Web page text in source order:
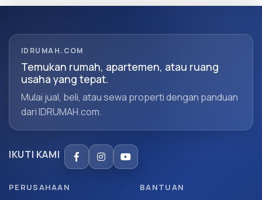
IDRUMAH.COM
Temukan rumah, apartemen, atau ruang
usaha yang tepat.
Mulai jual, beli, atau sewa properti dengan panduan
dari IDRUMAH.com.
IKUTI KAMI
PERUSAHAAN BANTUAN